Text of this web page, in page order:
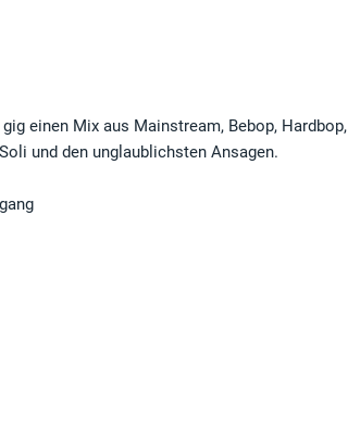
einen Mix aus Mainstream, Bebop, Hardbop,
und den unglaublichsten Ansagen.